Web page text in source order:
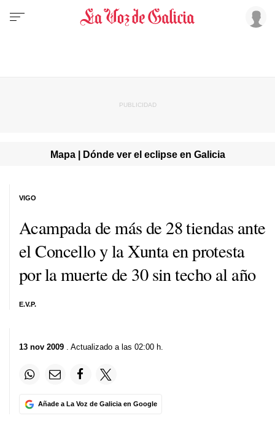
Mapa | Dónde ver el eclipse en Galicia
Acampada de más de 28 tiendas ante
el Concello y la Xunta en protesta
por la muerte de 30 sin techo al año
E.V.P.
VIGO
13 nov 2009 . Actualizado a las 02:00 h.
Añade a La Voz de Galicia en Google